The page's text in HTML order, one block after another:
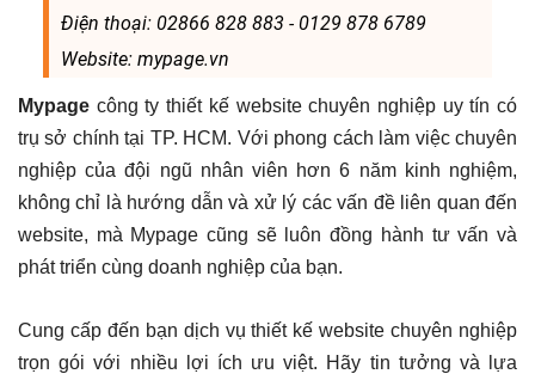
Điện thoại: 02866 828 883 - 0129 878 6789
Website: mypage.vn
Mypage công ty thiết kế website chuyên nghiệp uy tín có
trụ sở chính tại TP. HCM. Với phong cách làm việc chuyên
nghiệp của đội ngũ nhân viên hơn 6 năm kinh nghiệm,
không chỉ là hướng dẫn và xử lý các vấn đề liên quan đến
website, mà Mypage cũng sẽ luôn đồng hành tư vấn và
phát triển cùng doanh nghiệp của bạn.
Cung cấp đến bạn dịch vụ thiết kế website chuyên nghiệp
trọn gói với nhiều lợi ích ưu việt. Hãy tin tưởng và lựa